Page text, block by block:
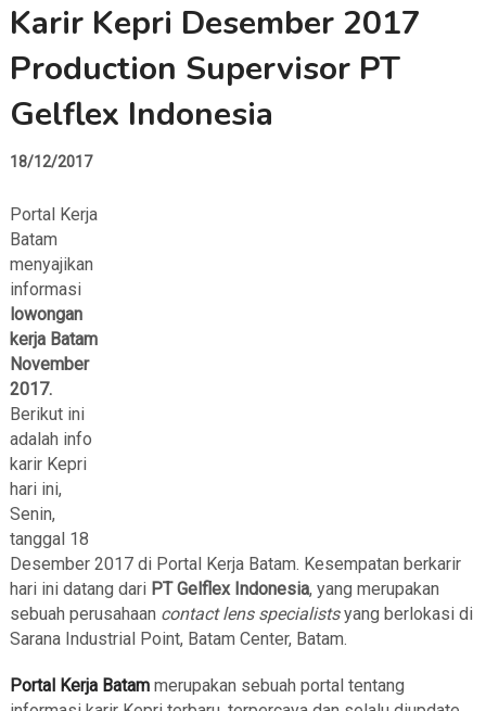
Karir Kepri Desember 2017
Production Supervisor PT
Gelflex Indonesia
18/12/2017
Portal Kerja
Batam
menyajikan
informasi
lowongan
kerja Batam
November
2017.
Berikut ini
adalah info
karir Kepri
hari ini,
Senin,
tanggal 18
Desember 2017 di Portal Kerja Batam. Kesempatan berkarir
hari ini datang dari PT Gelflex Indonesia, yang merupakan
sebuah perusahaan contact lens specialistsyang berlokasi di
Sarana Industrial Point, Batam Center, Batam.
Portal Kerja Batammerupakan sebuah portal tentang